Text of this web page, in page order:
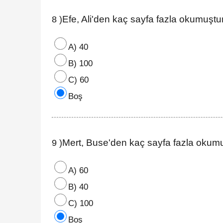
8 )Efe, Ali'den kaç sayfa fazla
A) 40
B) 100
C) 60
Boş
9 )Mert, Buse'den kaç sayfa fazla
A) 60
B) 40
C) 100
Boş